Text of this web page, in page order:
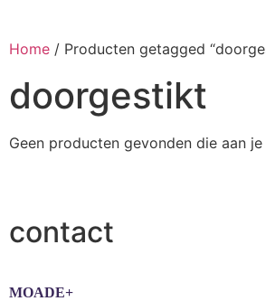
Home / Producten getagged
doorgestikt
Geen producten gevonden die aan
contact
MOADE+